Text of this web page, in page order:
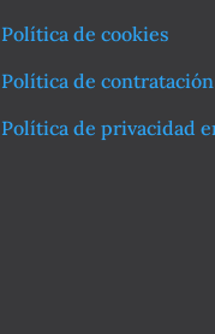
Política de cookies
Política de contratación
Política de privacidad